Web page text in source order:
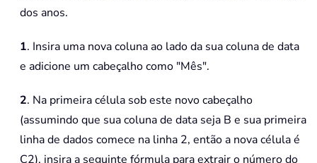
dos anos.
1. Insira uma nova coluna ao lado da sua coluna de data
e adicione um cabeçalho como "Mês".
2. Na primeira célula sob este novo cabeçalho
(assumindo que sua coluna de data seja B e sua primeira
linha de dados comece na linha 2, então a nova célula é
C2), insira a seguinte fórmula para extrair o número do